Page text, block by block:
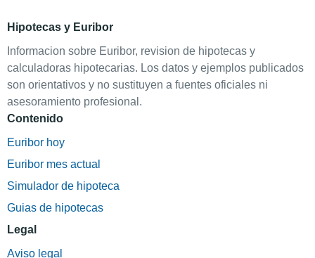
Hipotecas y Euribor
Informacion sobre Euribor, revision de hipotecas y
calculadoras hipotecarias. Los datos y ejemplos publicados
son orientativos y no sustituyen a fuentes oficiales ni
asesoramiento profesional.
Contenido
Euribor hoy
Euribor mes actual
Simulador de hipoteca
Guias de hipotecas
Legal
Aviso legal